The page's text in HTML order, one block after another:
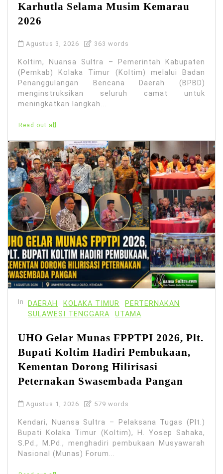
Karhutla Selama Musim Kemarau
2026
Agustus 3, 2026 363 words
Koltim, Nuansa Sultra – Pemerintah Kabupaten
(Pemkab) Kolaka Timur (Koltim) melalui Badan
Penanggulangan Bencana Daerah (BPBD)
menginstruksikan seluruh camat untuk
meningkatkan langkah...
Read out all
In DAERAH KOLAKA TIMUR
PERTERNAKAN
SULAWESI TENGGARA
UTAMA
UHO Gelar Munas FPPTPI 2026, Plt.
Bupati Koltim Hadiri Pembukaan,
Kementan Dorong Hilirisasi
Peternakan Swasembada Pangan
Agustus 1, 2026 579 words
Kendari, Nuansa Sultra – Pelaksana Tugas (Plt.)
Bupati Kolaka Timur (Koltim), H. Yosep Sahaka,
S.Pd., M.Pd., menghadiri pembukaan Musyawarah
Nasional (Munas) Forum...